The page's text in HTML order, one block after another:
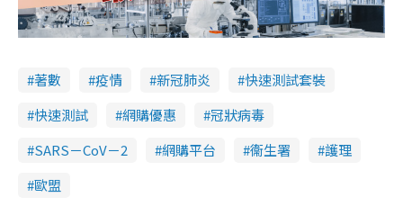
著數 疫情 新冠肺炎
快速測試套裝
快速測試
網購優惠
冠狀病毒
SARS－CoV－2
網購平台 衞生署
護理
歐盟